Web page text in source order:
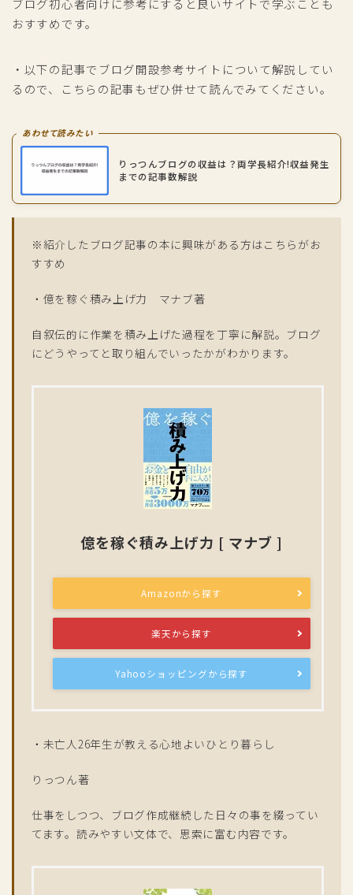
おすすめです。
・以下の記事でブログ開設参考サイトについて解説してい
るので、こちらの記事もぜひ併せて読んでみてください。
あわせて読みたい
りっつんブログの収益は？両学長紹介!収益発生
までの記事数解説
※紹介したブログ記事の本に興味がある方はこちらがお
すすめ
・億を稼ぐ積み上げ力 マナブ著
自叙伝的に作業を積み上げた過程を丁寧に解説。ブログ
にどうやってと取り組んでいったかがわかります。
億を稼ぐ積み上げ力 [ マナブ ]
Amazonから探す
楽天から探す
Yahooショッピングから探す
・未亡人26年生が教える心地よいひとり暮らし
りっつん著
仕事をしつつ、ブログ作成継続した日々の事を綴ってい
てます。読みやすい文体で、思索に富む内容です。